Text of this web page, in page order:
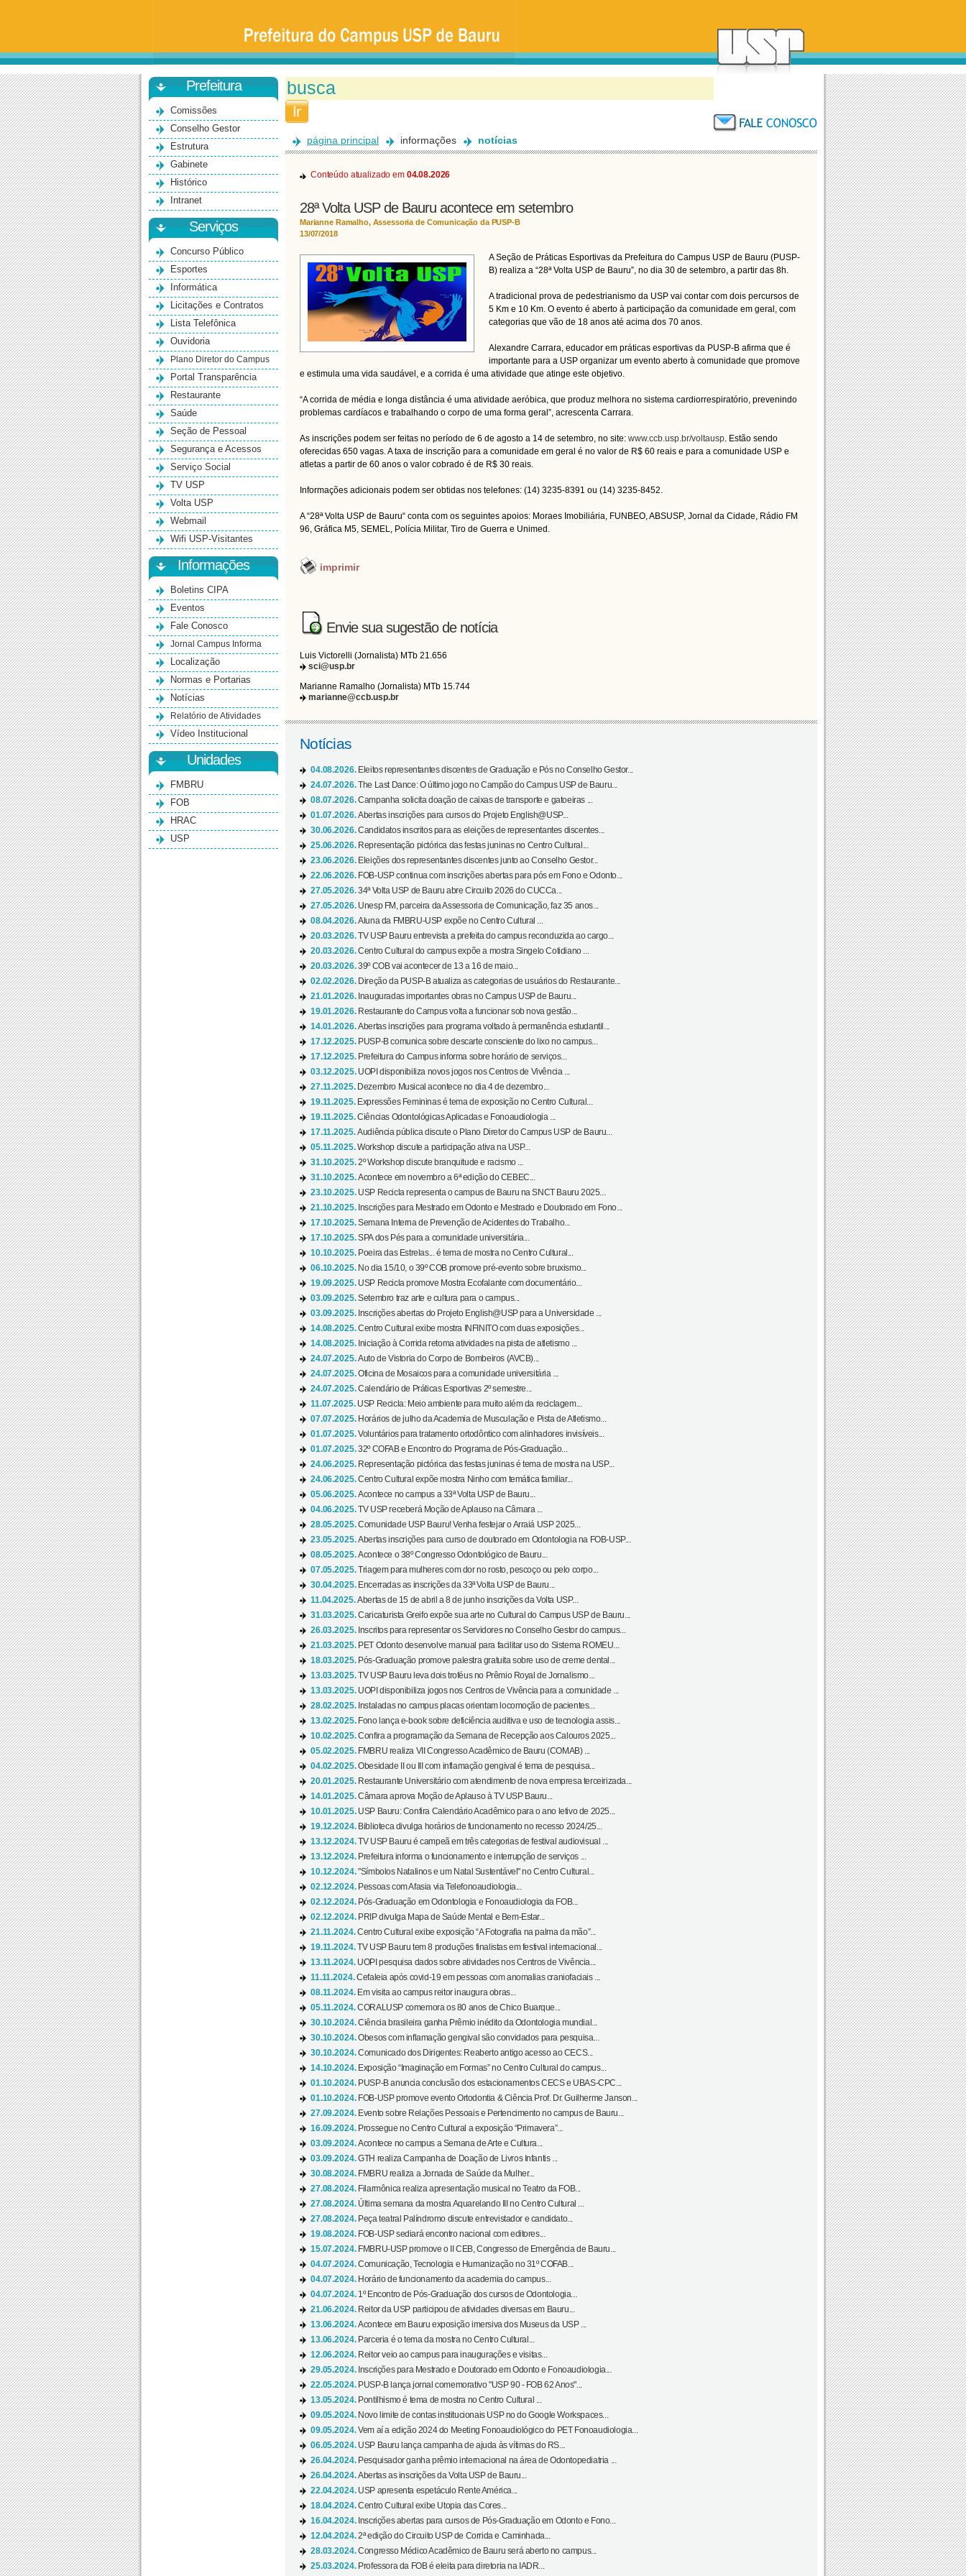
São
Paulo
-
Bauru
conteúdo
principal
Prefeitura
Comissões
Conselho Gestor
Estrutura
Gabinete
Histórico
Intranet
Serviços
Concurso Público
Esportes
Informática
Licitações e Contratos
Lista Telefônica
Ouvidoria
Plano Diretor do Campus
Portal Transparência
Restaurante
Saúde
Seção de Pessoal
Segurança e Acessos
Serviço Social
TV USP
Volta USP
Webmail
Wifi USP-Visitantes
Informações
Boletins CIPA
Eventos
Fale Conosco
Jornal Campus Informa
Localização
Normas e Portarias
Notícias
Relatório de Atividades
Vídeo Institucional
Unidades
FMBRU
FOB
HRAC
USP
página principal informações notícias
Conteúdo atualizado em 04.08.2026
28ª Volta USP de Bauru acontece em setembro
Marianne Ramalho, Assessoria de Comunicação da PUSP-B
13/07/2018
A Seção de Práticas Esportivas da Prefeitura do Campus USP de Bauru (PUSP-
B) realiza a “28ª Volta USP de Bauru”, no dia 30 de setembro, a partir das 8h.
A tradicional prova de pedestrianismo da USP vai contar com dois percursos de
5 Km e 10 Km. O evento é aberto à participação da comunidade em geral, com
categorias que vão de 18 anos até acima dos 70 anos.
Alexandre Carrara, educador em práticas esportivas da PUSP-B afirma que é
importante para a USP organizar um evento aberto à comunidade que promove
e estimula uma vida saudável, e a corrida é uma atividade que atinge este objetivo.
“A corrida de média e longa distância é uma atividade aeróbica, que produz melhora no sistema cardiorrespiratório, prevenindo
problemas cardíacos e trabalhando o corpo de uma forma geral”, acrescenta Carrara.
As inscrições podem ser feitas no período de 6 de agosto a 14 de setembro, no site: www.ccb.usp.br/voltausp . Estão sendo
oferecidas 650 vagas. A taxa de inscrição para a comunidade em geral é no valor de R$ 60 reais e para a comunidade USP e
atletas a partir de 60 anos o valor cobrado é de R$ 30 reais.
Informações adicionais podem ser obtidas nos telefones: (14) 3235-8391 ou (14) 3235-8452.
A “28ª Volta USP de Bauru“ conta com os seguintes apoios: Moraes Imobiliária, FUNBEO, ABSUSP, Jornal da Cidade, Rádio FM
96, Gráfica M5, SEMEL, Polícia Militar, Tiro de Guerra e Unimed.
imprimir
Envie sua sugestão de notícia
Luis Victorelli (Jornalista) MTb 21.656
sci@usp.br
Marianne Ramalho (Jornalista) MTb 15.744
marianne@ccb.usp.br
Notícias
04.08.2026. Eleitos representantes discentes de Graduação e Pós no Conselho Gestor...
24.07.2026.The Last Dance: O último jogo no Campão do Campus USP de Bauru...
08.07.2026.Campanha solicita doação de caixas de transporte e gatoeiras ...
01.07.2026.Abertas inscrições para cursos do Projeto English@USP...
30.06.2026.Candidatos inscritos para as eleições de representantes discentes...
25.06.2026. Representação pictórica das festas juninas no Centro Cultural...
23.06.2026. Eleições dos representantes discentes junto ao Conselho Gestor...
22.06.2026. FOB-USP continua com inscrições abertas para pós em Fono e Odonto...
27.05.2026.34ª Volta USP de Bauru abre Circuito 2026 do CUCCa...
27.05.2026. Unesp FM, parceira da Assessoria de Comunicação, faz 35 anos...
08.04.2026.Aluna da FMBRU-USP expõe no Centro Cultural ...
20.03.2026.TV USP Bauru entrevista a prefeita do campus reconduzida ao cargo...
20.03.2026.Centro Cultural do campus expõe a mostra Singelo Cotidiano ...
20.03.2026.39º COB vai acontecer de 13 a 16 de maio...
02.02.2026. Direção da PUSP-B atualiza as categorias de usuários do Restaurante...
21.01.2026. Inauguradas importantes obras no Campus USP de Bauru...
19.01.2026. Restaurante do Campus volta a funcionar sob nova gestão...
14.01.2026.Abertas inscrições para programa voltado à permanência estudantil...
17.12.2025. PUSP-B comunica sobre descarte consciente do lixo no campus...
17.12.2025. Prefeitura do Campus informa sobre horário de serviços...
03.12.2025. UOPI disponibiliza novos jogos nos Centros de Vivência ...
27.11.2025. Dezembro Musical acontece no dia 4 de dezembro...
19.11.2025. Expressões Femininas é tema de exposição no Centro Cultural...
19.11.2025.Ciências Odontológicas Aplicadas e Fonoaudiologia ...
17.11.2025.Audiência pública discute o Plano Diretor do Campus USP de Bauru...
05.11.2025.Workshop discute a participação ativa na USP...
31.10.2025.2º Workshop discute branquitude e racismo ...
31.10.2025.Acontece em novembro a 6ª edição do CEBEC...
23.10.2025. USP Recicla representa o campus de Bauru na SNCT Bauru 2025...
21.10.2025. Inscrições para Mestrado em Odonto e Mestrado e Doutorado em Fono...
17.10.2025.Semana Interna de Prevenção de Acidentes do Trabalho...
17.10.2025.SPA dos Pés para a comunidade universitária...
10.10.2025. Poeira das Estrelas... é tema de mostra no Centro Cultural...
06.10.2025. No dia 15/10, o 39º COB promove pré-evento sobre bruxismo...
19.09.2025. USP Recicla promove Mostra Ecofalante com documentário...
03.09.2025.Setembro traz arte e cultura para o campus...
03.09.2025. Inscrições abertas do Projeto English@USP para a Universidade ...
14.08.2025.Centro Cultural exibe mostra INFINITO com duas exposições...
14.08.2025. Iniciação à Corrida retoma atividades na pista de atletismo ...
24.07.2025.Auto de Vistoria do Corpo de Bombeiros (AVCB)...
24.07.2025.Oficina de Mosaicos para a comunidade universitária ...
24.07.2025.Calendário de Práticas Esportivas 2º semestre...
11.07.2025. USP Recicla: Meio ambiente para muito além da reciclagem...
07.07.2025. Horários de julho da Academia de Musculação e Pista de Atletismo...
01.07.2025.Voluntários para tratamento ortodôntico com alinhadores invisíveis...
01.07.2025.32º COFAB e Encontro do Programa de Pós-Graduação...
24.06.2025. Representação pictórica das festas juninas é tema de mostra na USP...
24.06.2025.Centro Cultural expõe mostra Ninho com temática familiar...
05.06.2025.Acontece no campus a 33ª Volta USP de Bauru...
04.06.2025.TV USP receberá Moção de Aplauso na Câmara ...
28.05.2025.Comunidade USP Bauru! Venha festejar o Arraiá USP 2025...
23.05.2025.Abertas inscrições para curso de doutorado em Odontologia na FOB-USP...
08.05.2025.Acontece o 38º Congresso Odontológico de Bauru...
07.05.2025.Triagem para mulheres com dor no rosto, pescoço ou pelo corpo...
30.04.2025. Encerradas as inscrições da 33ª Volta USP de Bauru...
11.04.2025.Abertas de 15 de abril a 8 de junho inscrições da Volta USP...
31.03.2025.Caricaturista Greifo expõe sua arte no Cultural do Campus USP de Bauru...
26.03.2025. Inscritos para representar os Servidores no Conselho Gestor do campus...
21.03.2025. PET Odonto desenvolve manual para facilitar uso do Sistema ROMEU...
18.03.2025. Pós-Graduação promove palestra gratuita sobre uso de creme dental...
13.03.2025.TV USP Bauru leva dois troféus no Prêmio Royal de Jornalismo...
13.03.2025. UOPI disponibiliza jogos nos Centros de Vivência para a comunidade ...
28.02.2025. Instaladas no campus placas orientam locomoção de pacientes...
13.02.2025. Fono lança e-book sobre deficiência auditiva e uso de tecnologia assis...
10.02.2025.Confira a programação da Semana de Recepção aos Calouros 2025...
05.02.2025. FMBRU realiza VII Congresso Acadêmico de Bauru (COMAB) ...
04.02.2025.Obesidade II ou III com inflamação gengival é tema de pesquisa...
20.01.2025. Restaurante Universitário com atendimento de nova empresa terceirizada...
14.01.2025.Câmara aprova Moção de Aplauso à TV USP Bauru...
10.01.2025. USP Bauru: Confira Calendário Acadêmico para o ano letivo de 2025...
19.12.2024. Biblioteca divulga horários de funcionamento no recesso 2024/25...
13.12.2024.TV USP Bauru é campeã em três categorias de festival audiovisual ...
13.12.2024. Prefeitura informa o funcionamento e interrupção de serviços ...
10.12.2024."Símbolos Natalinos e um Natal Sustentável" no Centro Cultural...
02.12.2024. Pessoas com Afasia via Telefonoaudiologia...
02.12.2024. Pós-Graduação em Odontologia e Fonoaudiologia da FOB...
02.12.2024. PRIP divulga Mapa de Saúde Mental e Bem-Estar...
21.11.2024.Centro Cultural exibe exposição “A Fotografia na palma da mão”...
19.11.2024.TV USP Bauru tem 8 produções finalistas em festival internacional...
13.11.2024. UOPI pesquisa dados sobre atividades nos Centros de Vivência...
11.11.2024.Cefaleia após covid-19 em pessoas com anomalias craniofaciais ...
08.11.2024. Em visita ao campus reitor inaugura obras...
05.11.2024.CORALUSP comemora os 80 anos de Chico Buarque...
30.10.2024.Ciência brasileira ganha Prêmio inédito da Odontologia mundial...
30.10.2024.Obesos com inflamação gengival são convidados para pesquisa...
30.10.2024.Comunicado dos Dirigentes: Reaberto antigo acesso ao CECS...
14.10.2024. Exposição “Imaginação em Formas” no Centro Cultural do campus...
01.10.2024. PUSP-B anuncia conclusão dos estacionamentos CECS e UBAS-CPC...
01.10.2024. FOB-USP promove evento Ortodontia & Ciência Prof. Dr. Guilherme Janson...
27.09.2024. Evento sobre Relações Pessoais e Pertencimento no campus de Bauru...
16.09.2024. Prossegue no Centro Cultural a exposição “Primavera”...
03.09.2024.Acontece no campus a Semana de Arte e Cultura...
03.09.2024.GTH realiza Campanha de Doação de Livros Infantis ...
30.08.2024. FMBRU realiza a Jornada de Saúde da Mulher...
27.08.2024. Filarmônica realiza apresentação musical no Teatro da FOB...
27.08.2024. Última semana da mostra Aquarelando III no Centro Cultural ...
27.08.2024. Peça teatral Palíndromo discute entrevistador e candidato...
19.08.2024. FOB-USP sediará encontro nacional com editores...
15.07.2024. FMBRU-USP promove o II CEB, Congresso de Emergência de Bauru...
04.07.2024.Comunicação, Tecnologia e Humanização no 31º COFAB...
04.07.2024. Horário de funcionamento da academia do campus...
04.07.2024. 1º Encontro de Pós-Graduação dos cursos de Odontologia...
21.06.2024. Reitor da USP participou de atividades diversas em Bauru...
13.06.2024.Acontece em Bauru exposição imersiva dos Museus da USP ...
13.06.2024. Parceria é o tema da mostra no Centro Cultural...
12.06.2024. Reitor veio ao campus para inaugurações e visitas...
29.05.2024. Inscrições para Mestrado e Doutorado em Odonto e Fonoaudiologia...
22.05.2024. PUSP-B lança jornal comemorativo "USP 90 - FOB 62 Anos"...
13.05.2024. Pontilhismo é tema de mostra no Centro Cultural ...
09.05.2024. Novo limite de contas institucionais USP no do Google Workspaces...
09.05.2024.Vem aí a edição 2024 do Meeting Fonoaudiológico do PET Fonoaudiologia...
06.05.2024. USP Bauru lança campanha de ajuda às vítimas do RS...
26.04.2024. Pesquisador ganha prêmio internacional na área de Odontopediatria ...
26.04.2024.Abertas as inscrições da Volta USP de Bauru...
22.04.2024. USP apresenta espetáculo Rente América...
18.04.2024.Centro Cultural exibe Utopia das Cores...
16.04.2024. Inscrições abertas para cursos de Pós-Graduação em Odonto e Fono...
12.04.2024.2ª edição do Circuito USP de Corrida e Caminhada...
28.03.2024.Congresso Médico Acadêmico de Bauru será aberto no campus...
25.03.2024. Professora da FOB é eleita para diretoria na IADR...